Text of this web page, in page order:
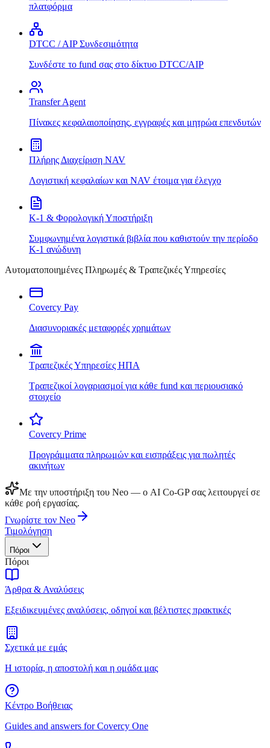
πλατφόρμα
DTCC / AIP Συνδεσιμότητα
Συνδέστε το fund σας στο δίκτυο DTCC/AIP
Transfer Agent
Πίνακες κεφαλαιοποίησης, εγγραφές και μητρώα επενδυτών
Πλήρης Διαχείριση NAV
Λογιστική κεφαλαίων και NAV έτοιμα για έλεγχο
K-1 & Φορολογική Υποστήριξη
Συμφωνημένα λογιστικά βιβλία που καθιστούν την περίοδο
K-1 ανώδυνη
Αυτοματοποιημένες Πληρωμές & Τραπεζικές Υπηρεσίες
Covercy Pay
Διασυνοριακές μεταφορές χρημάτων
Τραπεζικές Υπηρεσίες ΗΠΑ
Τραπεζικοί λογαριασμοί για κάθε fund και περιουσιακό
στοιχείο
Covercy Prime
Προγράμματα πληρωμών και εισπράξεις για πωλητές
ακινήτων
Με την υποστήριξη του Neo — ο AI Co-GP σας λειτουργεί σε
κάθε ροή εργασίας.
Γνωρίστε τον Neo
Τιμολόγηση
Πόροι
Πόροι
Άρθρα & Αναλύσεις
Εξειδικευμένες αναλύσεις, οδηγοί και βέλτιστες πρακτικές
Σχετικά με εμάς
Η ιστορία, η αποστολή και η ομάδα μας
Κέντρο Βοήθειας
Guides and answers for Covercy One